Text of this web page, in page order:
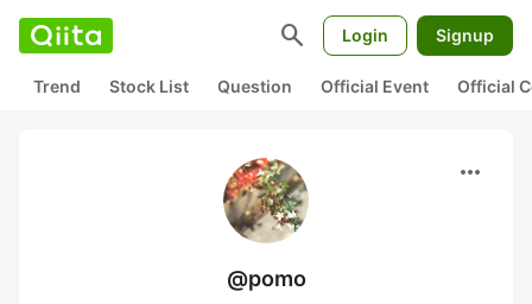
search Login Signup
Trend Stock List Question Official Event Official
more_horiz
@pomo